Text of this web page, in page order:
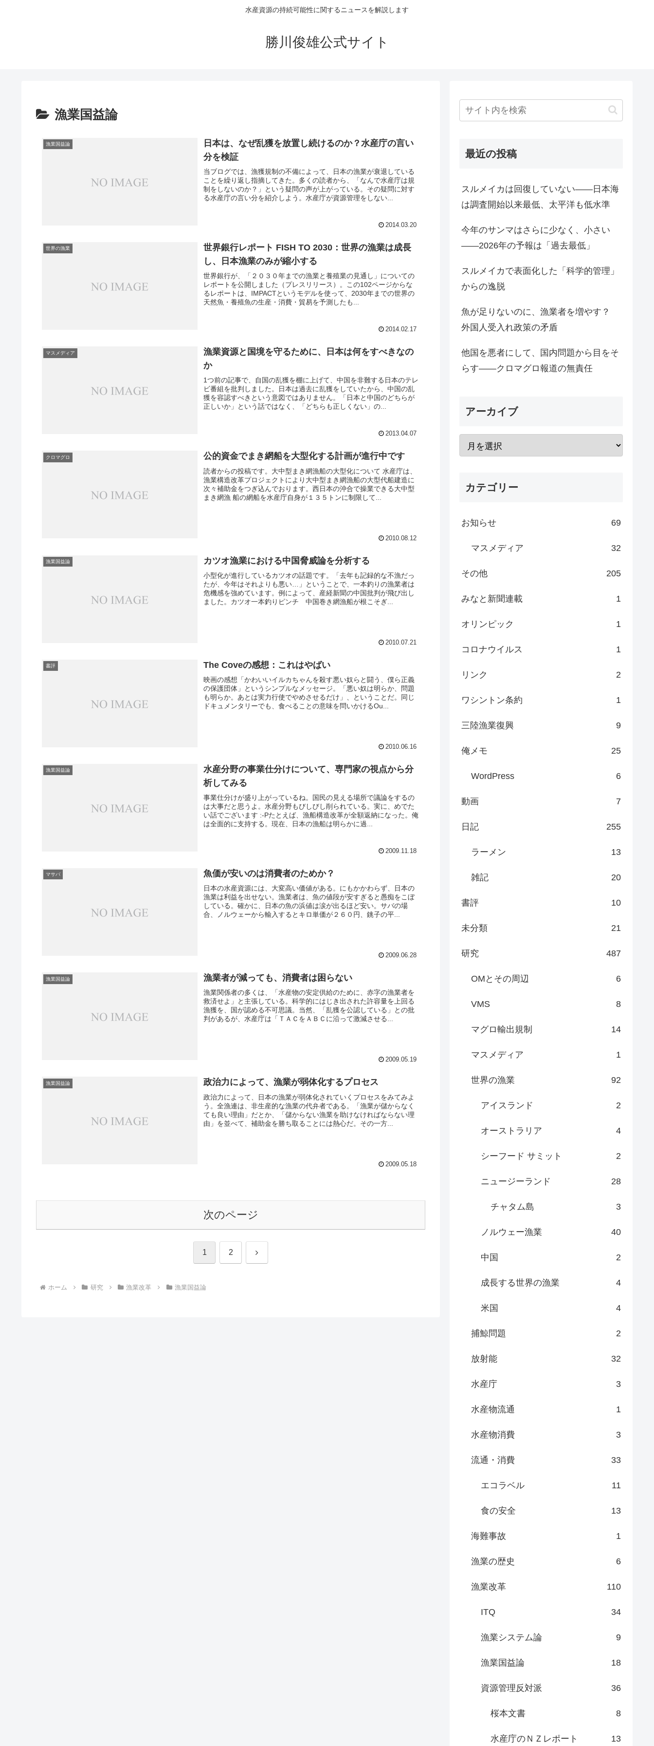
水産資源の持続可能性に関するニュースを解説します
勝川俊雄公式サイト
漁業国益論
漁業国益論
日本は、なぜ乱獲を放置し続けるのか？水産庁の言い
分を検証
当ブログでは、漁獲規制の不備によって、日本の漁業が衰退している
ことを繰り返し指摘してきた。多くの読者から、「なんで水産庁は規
制をしないのか？」という疑問の声が上がっている。その疑問に対す
る水産庁の言い分を紹介しよう。水産庁が資源管理をしない...
2014.03.20
世界の漁業
世界銀行レポート FISH TO 2030：世界の漁業は成長
し、日本漁業のみが縮小する
世界銀行が、「２０３０年までの漁業と養殖業の見通し」についての
レポートを公開しました（プレスリリース）。この102ページからな
るレポートは、IMPACTというモデルを使って、2030年までの世界の
天然魚・養殖魚の生産・消費・貿易を予測したも...
2014.02.17
マスメディア
漁業資源と国境を守るために、日本は何をすべきなの
か
1つ前の記事で、自国の乱獲を棚に上げて、中国を非難する日本のテレ
ビ番組を批判しました。日本は過去に乱獲をしていたから、中国の乱
獲を容認すべきという意図ではありません。「日本と中国のどちらが
正しいか」という話ではなく、「どちらも正しくない」の...
2013.04.07
クロマグロ 公的資金でまき網船を大型化する計画が進行中です
読者からの投稿です。大中型まき網漁船の大型化について 水産庁は、
漁業構造改革プロジェクトにより大中型まき網漁船の大型代船建造に
次々補助金をつぎ込んでおります。西日本の沖合で操業できる大中型
まき網漁 船の網船を水産庁自身が１３５トンに制限して...
2010.08.12
漁業国益論 カツオ漁業における中国脅威論を分析する
小型化が進行しているカツオの話題です。「去年も記録的な不漁だっ
たが、今年はそれよりも悪い…」ということで、一本釣りの漁業者は
危機感を強めています。例によって、産経新聞の中国批判が飛び出し
ました。カツオ一本釣りピンチ 中国巻き網漁船が根こそぎ...
2010.07.21
書評 The Coveの感想：これはやばい
映画の感想「かわいいイルカちゃんを殺す悪い奴らと闘う、僕ら正義
の保護団体」というシンプルなメッセージ。「悪い奴は明らか、問題
も明らか。あとは実力行使でやめさせるだけ」、ということだ。同じ
ドキュメンタリーでも、食べることの意味を問いかけるOu...
2010.06.16
漁業国益論
水産分野の事業仕分けについて、専門家の視点から分
析してみる
事業仕分けが盛り上がっているね。国民の見える場所で議論をするの
は大事だと思うよ。水産分野もびしびし削られている。実に、めでた
い話でございます :-Pたとえば、漁船構造改革が全額返納になった。俺
は全面的に支持する。現在、日本の漁船は明らかに過...
2009.11.18
マサバ 魚価が安いのは消費者のためか？
日本の水産資源には、大変高い価値がある。にもかかわらず、日本の
漁業は利益を出せない。漁業者は、魚の値段が安すぎると愚痴をこぼ
している。確かに、日本の魚の浜値は涙が出るほど安い。サバの場
合、ノルウェーから輸入するとキロ単価が２６０円、銚子の平...
2009.06.28
漁業国益論 漁業者が減っても、消費者は困らない
漁業関係者の多くは、「水産物の安定供給のために、赤字の漁業者を
救済せよ」と主張している。科学的にはじき出された許容量を上回る
漁獲を、国が認める不可思議。当然、「乱獲を公認している」との批
判があるが、水産庁は「ＴＡＣをＡＢＣに沿って激減させる...
2009.05.19
漁業国益論 政治力によって、漁業が弱体化するプロセス
政治力によって、日本の漁業が弱体化されていくプロセスをみてみよ
う。全漁連は、非生産的な漁業の代弁者である。「漁業が儲からなく
ても良い理由」だとか、「儲からない漁業を助けなければならない理
由」を並べて、補助金を勝ち取ることには熱心だ。その一方...
2009.05.18
次のページ
1 2 次
ホーム 研究 漁業改革 漁業国益論
最近の投稿
スルメイカは回復していない――日本海
は調査開始以来最低、太平洋も低水準
今年のサンマはさらに少なく、小さい
――2026年の予報は「過去最低」
スルメイカで表面化した「科学的管理」
からの逸脱
魚が足りないのに、漁業者を増やす？
外国人受入れ政策の矛盾
他国を悪者にして、国内問題から目をそ
らす――クロマグロ報道の無責任
アーカイブ
カテゴリー
お知らせ 69
マスメディア 32
その他 205
みなと新聞連載 1
オリンピック 1
コロナウイルス 1
リンク 2
ワシントン条約 1
三陸漁業復興 9
俺メモ 25
WordPress 6
動画 7
日記 255
ラーメン 13
雑記 20
書評 10
未分類 21
研究 487
OMとその周辺 6
VMS 8
マグロ輸出規制 14
マスメディア 1
世界の漁業 92
アイスランド 2
オーストラリア 4
シーフード サミット 2
ニュージーランド 28
チャタム島 3
ノルウェー漁業 40
中国 2
成長する世界の漁業 4
米国 4
捕鯨問題 2
放射能 32
水産庁 3
水産物流通 1
水産物消費 3
流通・消費 33
エコラベル 11
食の安全 13
海難事故 1
漁業の歴史 6
漁業改革 110
ITQ 34
漁業システム論 9
漁業国益論 18
資源管理反対派 36
桜本文書 8
水産庁のＮＺレポート 13